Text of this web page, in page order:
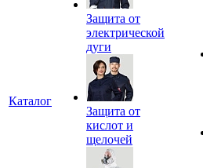
Каталог
Защита от
электрической
дуги
Защита от
кислот и
щелочей